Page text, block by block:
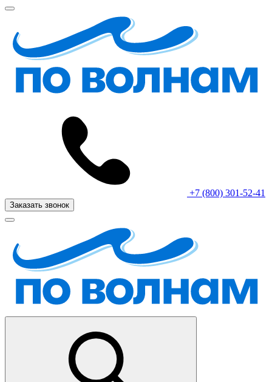
+7 (800) 301-52-41
Заказать звонок